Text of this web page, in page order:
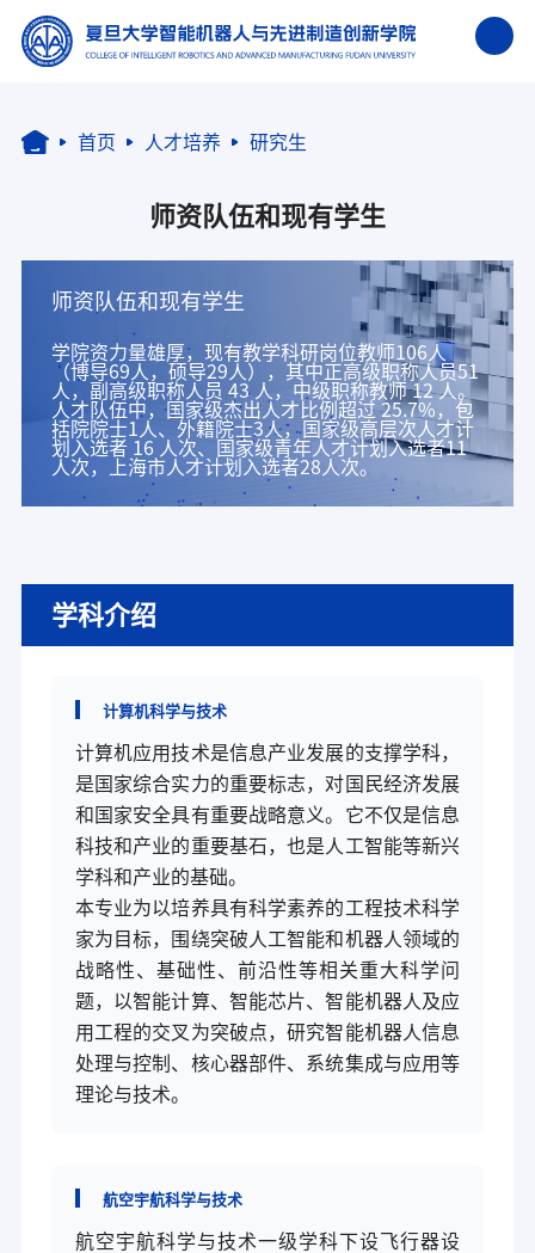
首页 人才培养 研究生
师资队伍和现有学生
师资队伍和现有学生
学院资力量雄厚，现有教学科研岗位教师106人
（博导69人，硕导29人），其中正高级职称人员51
人，副高级职称人员 43 人，中级职称教师 12 人。
人才队伍中，国家级杰出人才比例超过 25.7%，包
括院院士1人、外籍院士3人，国家级高层次人才计
划入选者 16 人次、国家级青年人才计划入选者11
人次，上海市人才计划入选者28人次。
学科介绍
计算机科学与技术
计算机应用技术是信息产业发展的支撑学科，
是国家综合实力的重要标志，对国民经济发展
和国家安全具有重要战略意义。它不仅是信息
科技和产业的重要基石，也是人工智能等新兴
学科和产业的基础。
本专业为以培养具有科学素养的工程技术科学
家为目标，围绕突破人工智能和机器人领域的
战略性、基础性、前沿性等相关重大科学问
题，以智能计算、智能芯片、智能机器人及应
用工程的交叉为突破点，研究智能机器人信息
处理与控制、核心器部件、系统集成与应用等
理论与技术。
航空宇航科学与技术
航空宇航科学与技术一级学科下设飞行器设